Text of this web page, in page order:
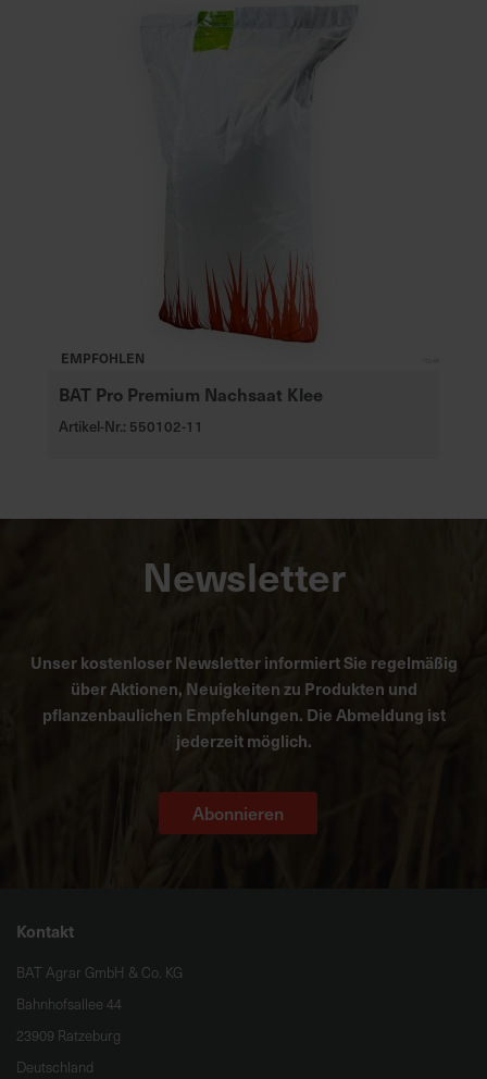
EMPFOHLEN
BAT Pro Premium Nachsaat Klee
Artikel-Nr.: 550102-11
Newsletter
Unser kostenloser Newsletter informiert Sie regelmäßig
über Aktionen, Neuigkeiten zu Produkten und
pflanzenbaulichen Empfehlungen. Die Abmeldung ist
jederzeit möglich.
Abonnieren
Kontakt
BAT Agrar GmbH & Co. KG
Bahnhofsallee 44
23909 Ratzeburg
Deutschland